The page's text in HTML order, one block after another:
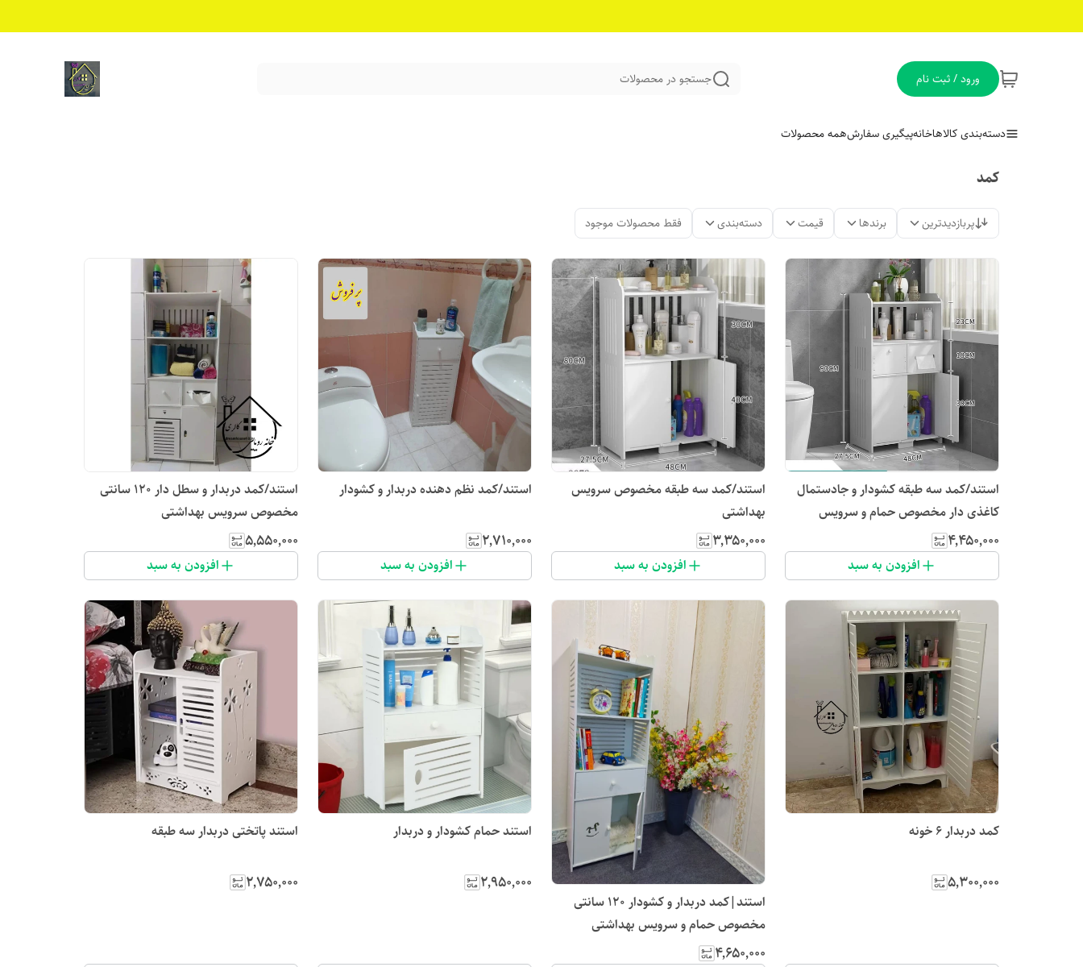
ورود / ثبت نام جستجو در محصولات
دسته‌بندی کالاهاخانهپیگیری سفارشهمه محصولات
کمد
پربازدیدترین برندها قیمت دسته‌بندی فقط محصولات موجود
استند/کمد سه طبقه کشودار و جادستمال
کاغذی دار مخصوص حمام و سرویس
بهداشتی
۴٬۴۵۰٬۰۰۰
افزودن به سبد
استند/کمد سه طبقه مخصوص سرویس
بهداشتی
۳٬۳۵۰٬۰۰۰
افزودن به سبد
استند/کمد نظم دهنده دربدار و کشودار
۲٬۷۱۰٬۰۰۰
افزودن به سبد
استند/کمد دربدار و سطل دار 120 سانتی
مخصوص سرویس بهداشتی
۵٬۵۵۰٬۰۰۰
افزودن به سبد
کمد دربدار ۶ خونه
۵٬۳۰۰٬۰۰۰
استند|کمد دربدار و کشودار ۱۲۰ سانتی
مخصوص حمام و سرویس بهداشتی
۴٬۶۵۰٬۰۰۰
استند حمام کشودار و دربدار
۲٬۹۵۰٬۰۰۰
استند پاتختی دربدار سه طبقه
۲٬۷۵۰٬۰۰۰